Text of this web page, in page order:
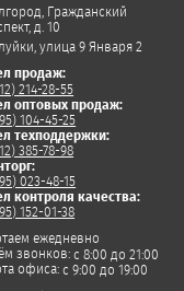
Гражданский
д. 10
улица 9 Января 2
продаж:
214-28-55
оптовых продаж:
104-45-25
техподдержки:
385-78-98
023-48-15
контроля качества:
152-01-38
ежедневно
звонков:с 8:00 до 21:00
офиса:с 9:00 до 19:00